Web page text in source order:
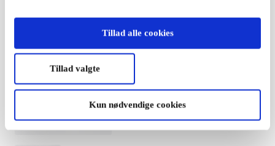
Tillad alle cookies
Tillad valgte
Kun nødvendige cookies